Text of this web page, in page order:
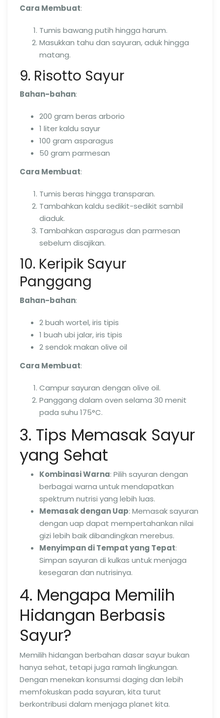
Cara Membuat:
Tumis bawang putih hingga harum.
Masukkan tahu dan sayuran, aduk hingga
matang.
9. Risotto Sayur
Bahan-bahan:
200 gram beras arborio
1 liter kaldu sayur
100 gram asparagus
50 gram parmesan
Cara Membuat:
Tumis beras hingga transparan.
Tambahkan kaldu sedikit-sedikit sambil
diaduk.
Tambahkan asparagus dan parmesan
sebelum disajikan.
10. Keripik Sayur
Panggang
Bahan-bahan:
2 buah wortel, iris tipis
1 buah ubi jalar, iris tipis
2 sendok makan olive oil
Cara Membuat:
Campur sayuran dengan olive oil.
Panggang dalam oven selama 30 menit
pada suhu 175°C.
3. Tips Memasak Sayur
yang Sehat
Kombinasi Warna: Pilih sayuran dengan
berbagai warna untuk mendapatkan
spektrum nutrisi yang lebih luas.
Memasak dengan Uap: Memasak sayuran
dengan uap dapat mempertahankan nilai
gizi lebih baik dibandingkan merebus.
Menyimpan di Tempat yang Tepat:
Simpan sayuran di kulkas untuk menjaga
kesegaran dan nutrisinya.
4. Mengapa Memilih
Hidangan Berbasis
Sayur?
Memilih hidangan berbahan dasar sayur bukan
hanya sehat, tetapi juga ramah lingkungan.
Dengan menekan konsumsi daging dan lebih
memfokuskan pada sayuran, kita turut
berkontribusi dalam menjaga planet kita.